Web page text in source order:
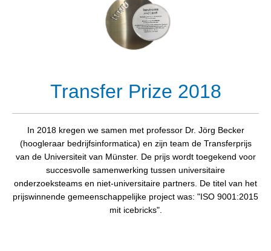
Transfer Prize 2018
In 2018 kregen we samen met professor Dr. Jörg Becker
(hoogleraar bedrijfsinformatica) en zijn team de Transferprijs
van de Universiteit van Münster. De prijs wordt toegekend voor
succesvolle samenwerking tussen universitaire
onderzoeksteams en niet-universitaire partners. De titel van het
prijswinnende gemeenschappelijke project was: "ISO 9001:2015
mit icebricks".